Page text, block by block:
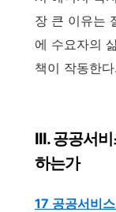
장 큰 이유는
에 수요자의
책이 작동한다.
III. 공공서
하는가
17 공공서비